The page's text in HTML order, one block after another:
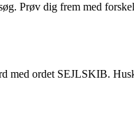
Prøv dig frem med
ordet SEJLSKIB.